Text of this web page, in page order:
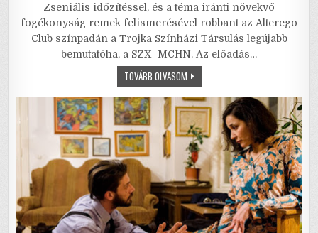
c
e
b
o
k
it
te
r
ai
l
ai
l
at
s
A
p
ar
e
Zseniális időzítéssel, és a téma iránti növekvő
fogékonyság remek felismerésével robbant az Alterego
Club színpadán a Trojka Színházi Társulás legújabb
bemutatóha, a SZX_MCHN. Az előadás…
TOVÁBB OLVASOMSZX_MCHN,
AVAGY
MEGHURCOLTATÁSA
–
SZABADSÁG,
SZERELEM
AZ
ALTEREGO
CLUB
TEREIBEN